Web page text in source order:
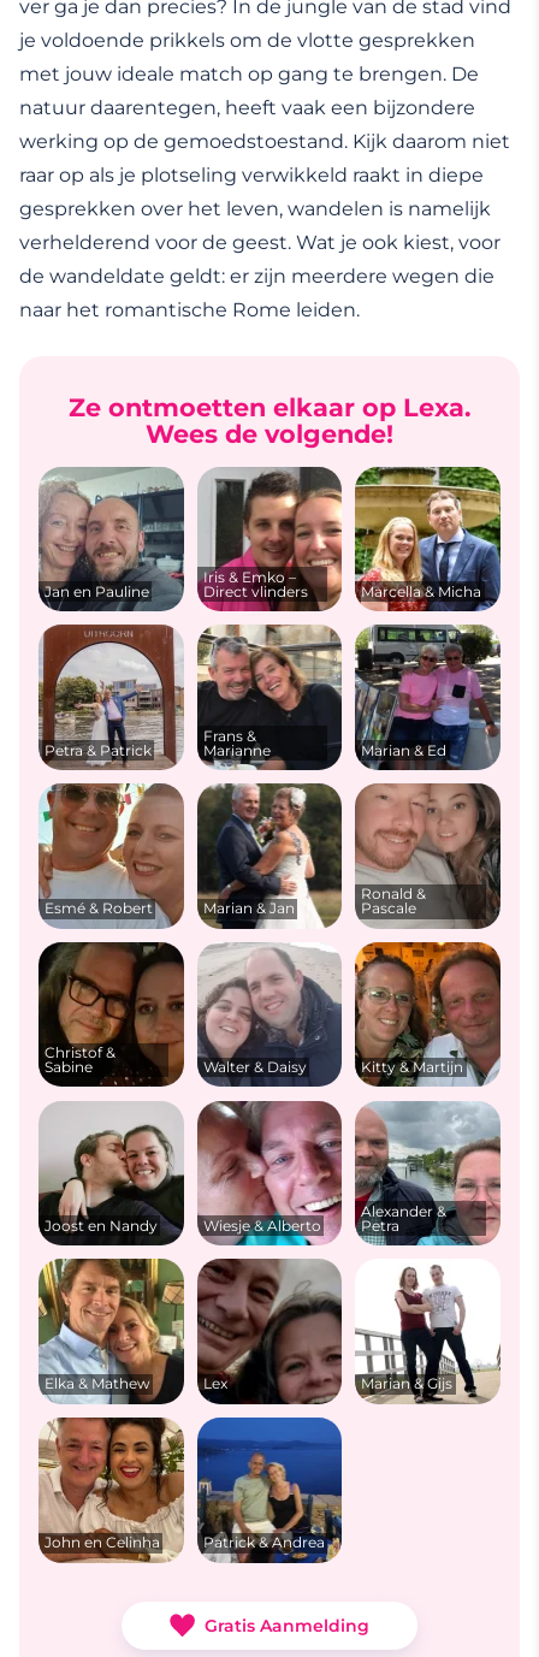
ver ga je dan precies? In de jungle van de stad vind
je voldoende prikkels om de vlotte gesprekken
met jouw ideale match op gang te brengen. De
natuur daarentegen, heeft vaak een bijzondere
werking op de gemoedstoestand. Kijk daarom niet
raar op als je plotseling verwikkeld raakt in diepe
gesprekken over het leven, wandelen is namelijk
verhelderend voor de geest. Wat je ook kiest, voor
de wandeldate geldt: er zijn meerdere wegen die
naar het romantische Rome leiden.
Ze ontmoetten elkaar op Lexa.
Wees de volgende!
Jan en Pauline
Iris & Emko –
Direct vlinders
Marcella & Micha
Petra & Patrick
Frans &
Marianne
Marian & Ed
Esmé & Robert Marian & Jan
Ronald &
Pascale
Christof &
Sabine
Walter & Daisy Kitty & Martijn
Joost en Nandy Wiesje & Alberto
Alexander &
Petra
Elka & Mathew Lex Marian & Gijs
John en Celinha Patrick & Andrea
Gratis Aanmelding